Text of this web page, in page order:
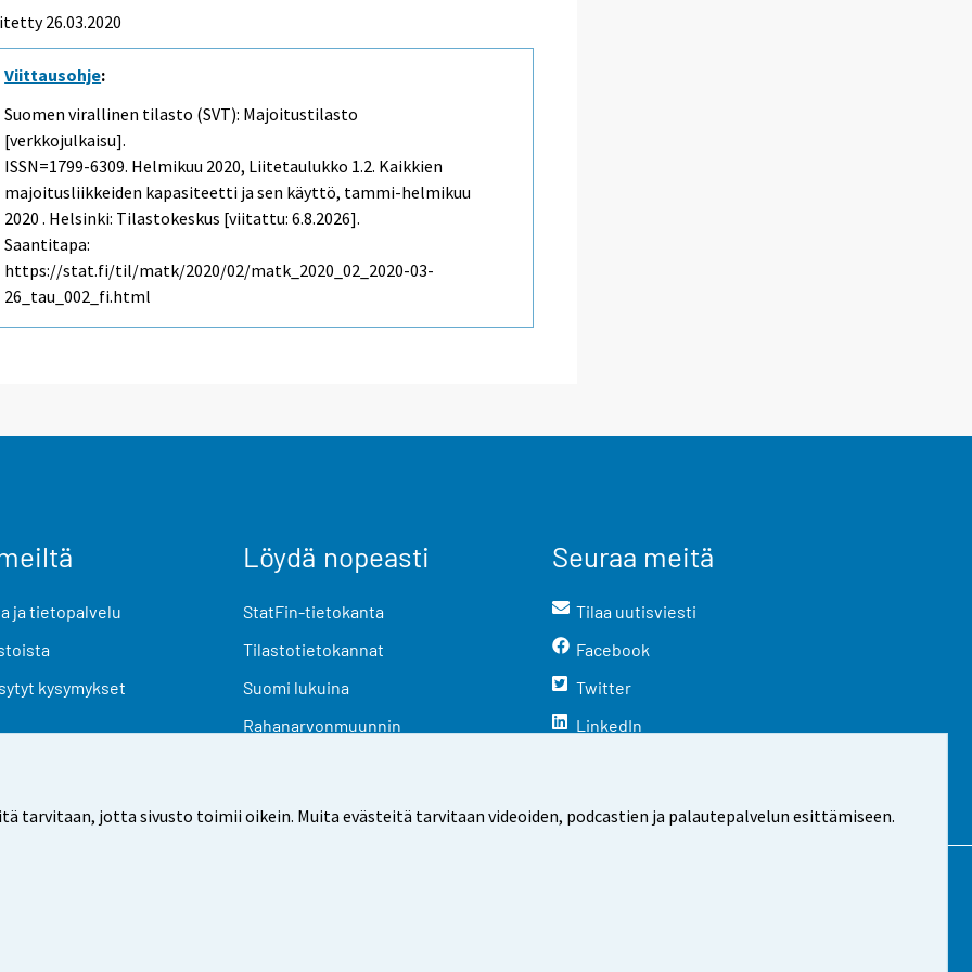
tarvitaan, jotta sivusto toimii oikein. Muita evästeitä tarvitaan videoiden, podcastien ja palautepalvelun esittämiseen.
26.03.2020
Viittausohje:
Suomen virallinen tilasto (SVT): Majoitustilasto
[verkkojulkaisu].
ISSN=1799-6309. Helmikuu 2020, Liitetaulukko 1.2. Kaikkien
majoitusliikkeiden kapasiteetti ja sen käyttö, tammi-helmikuu
2020 . Helsinki: Tilastokeskus [viitattu: 6.8.2026].
Saantitapa:
https://stat.fi/til/matk/2020/02/matk_2020_02_2020-03-
26_tau_002_fi.html
ja tietopalvelu
kysymykset
Löydä nopeasti
StatFin-tietokanta
Tilastotietokannat
Suomi lukuina
Rahanarvonmuunnin
Seuraa meitä
Tilaa uutisviesti
Facebook
Twitter
LinkedIn